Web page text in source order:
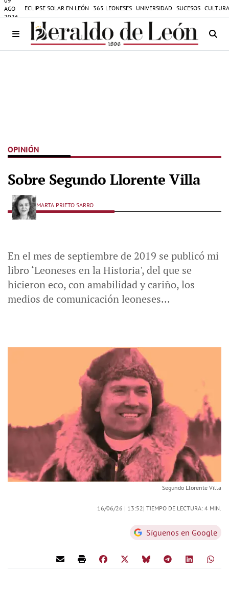
AGO
2026
ECLIPSE SOLAR EN LEÓN 365 LEONESES UNIVERSIDAD SUCESOS
OPINIÓN
Sobre Segundo Llorente Villa
MARTA PRIETO SARRO
En el mes de septiembre de 2019 se publicó mi
libro ‘Leoneses en la Historia', del que se
hicieron eco, con amabilidad y cariño, los
medios de comunicación leoneses...
Segundo Llorente Villa
16/06/26 | 13:52| TIEMPO DE LECTURA: 4 MIN.
Síguenos en Google